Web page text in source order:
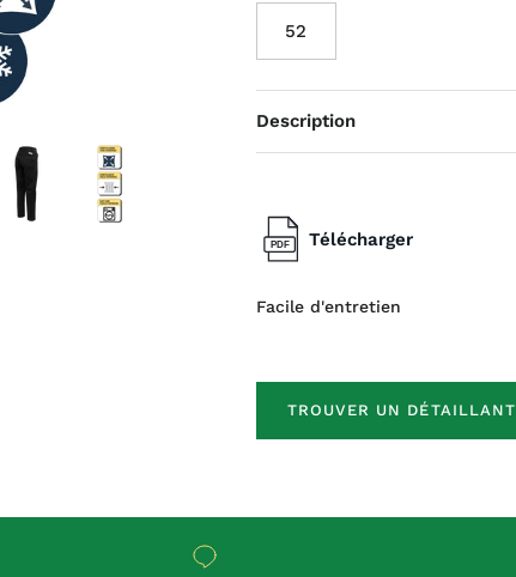
52
Description
Télécharger
Facile d'entretien
TROUVER UN DÉTAILLANT